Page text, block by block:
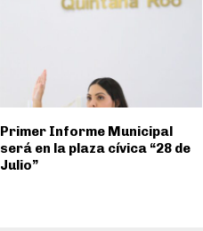
Primer Informe Municipal
será en la plaza cívica “28 de
Julio”